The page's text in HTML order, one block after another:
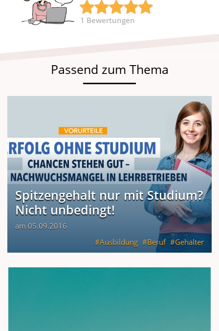
1 Bewertungen
Passend zum Thema
Spitzengehalt nur mit Studium?
Nicht unbedingt!
am 05.09.2016
Ausbildung
Beruf Gehälter